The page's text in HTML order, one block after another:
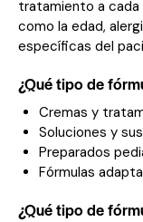
tratamiento a
como la edad,
específicas del
¿Qué tipo de
Cremas y
Soluciones y
Preparados
Fórmulas
¿Qué tipo de